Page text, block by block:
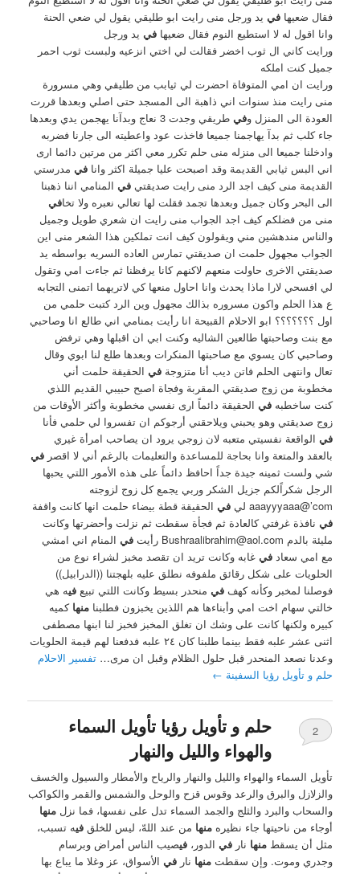
فقال ضعيهافي يد ورجل منى رايت ابو طليقي يقول لي ضعي الحنة
وانا اقول له لا استطيع النوم فقال ضعيهافي يد ورجل
ورايت كاني ال ثوب اخضر فقالت لي اختي انزعيه ولبست ثوب احمر
جميل كنت املكه
ورايت ان امي المتوفاة احضرت لي ثيابب من طليقي وهي مسرورة
منى رايت منذ سنوات اني ذاهبة الى المسجد حتى اصلي وبعدها قررت
العودة الى المنزل وفي
طريقي وجدت 3 نعاج وبدآنا يهجمن يدي وبعدها
جاء كلب ثم بدآ يهاجمنا جميعا فاخذت عود واعطيته الى جارنا فضربه
وادخلنا جميعا الى منزله منى حلم تكرر معي اكثر من مرتين دائما ارى
اني البس ثيابي القديمة وقد اصبحت عليا جميلة اكثر وانافي مدرستي
القديمة منى كيف اجد الرد منى رايت صديقتيفي المنامي اننا ذهبنا
الى البحر وكان جميل وبعدها تجمد فقلت لها تعالي نعبره ولا تخافي
منى من فضلكم كيف اجد الجواب منى رايت ان شعري طويل وجميل
والناس مندهشين مني ويقولون كيف انت تملكين هذا الشعر منى اين
الجواب مجهول حلمت ان صديقتي تمارس العاده السريه بواسطه يد
صديقتي الاخرى حاولت منعهم لاكنهم كانا يرفظنا ثم جاءت امي وتقول
لي افسحي لارا ماذا يحدث وانا احاول منعها كي لاتريهما اتمنى التجابه
ع هذا الحلم واكون مسروره بذالك مجهول وين الرد كتبت حلمي من
اول ؟؟؟؟؟؟؟ ابو الاحلام القبيحة انا رأيت بمنامي اني طالع انا وصاحبي
مع بنت وصاحبتها طالعين الشاليه وكنت ابي ان اقبلها وهي ترفض
وصاحبي كان يسوي مع صاحبتها المنكرات وبعدها طلع لنا ابوي وقال
تعال وانتهى الحلم فاتن ديب أنا متزوجةفي الحقيقة حلمت أني
مخطوبة من زوج صديقتي المقربة وفجاة اصبح حبيبي القديم اللذي
كنت ساخطبهفي الحقيقة دائماً ارى نفسي مخطوبة وأكثر الأوقات من
زوج صديقتي وهو يحبني ويلاحقني أرجوكم ان تفسروا لي حلمي فأنا
في الواقعة نفسيتي متعبه لان زوجي يرود ان يصاحب امرأة غيري
بالعقد والمتعة وانا بحاجة للمساعدة والتعليمات بالرغم أني لا اقصرفي
شي ولست ثمينه جيدة جداً احافظ دائماً على هذه الأمور اللتي يحبها
الرجل شكراًلكم جزيل الشكر وربي يجمع كل زوج لزوجته
aaayyyaaa@’com لي
في الحقيقة قطة بيضاء حلمت انها كانت واقفة
في نافذة غرفتي كالعادة ثم فجأة سقطت ثم نزلت وأحضرتها وكانت
مليئة بالدم Bushraalibrahim@aol.com رأيتفي المنام اني امشي
مع امي سعادفي غابه وكانت تريد ان تقصد مخبز لشراء نوع من
الحلويات على شكل رقائق ملفوفه نطلق عليه بلهجتنا ((الدرابيل))
فوصلنا لمخبر وكأنه كهففي منحدر بسيط وكانت اللتي تبيعفيه هي
خالتي سهام اخت امي وأبناءها هم اللذين يخبزون فطلبنامنها كميه
كبيره ولكنها كانت على وشك ان تغلق المخبز فخبز لنا ابنها مصطفى
اثنى عشر علبه فقط بينما طلبنا كان ٢٤ علبه فدفعنا لهم قيمة الحلويات
وعدنا نصعد المنحدر قبل حلول الظلام وقبل ان مرى…تفسير الاحلام
حلم و تأويل رؤيا السفينة ←
حلم و تأويل رؤيا تأويل السماء
والهواء والليل والنهار
2
تأويل السماء والهواء والليل والنهار والرياح والأمطار والسيول والخسف
والزلازل والبرق والرعد وقوس قزح والوحل والشمس والقمر والكواكب
والسحاب والبرد والثلج والجمد السماء تدل على نفسها، فما نزلمنها
أوجاء من ناحيتها جاء نظيرهمنها من عند اللهّ، ليس للخلقفيه تسبب،
مثل أن يسقطمنها نارفي الدور،فيصيب الناس أمراض وبرسام
وجدري وموت. وإن سقطتمنها نارفي الأسواق، عز وغلا ما يباع بها